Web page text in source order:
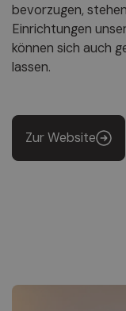
bevorzugen,
Einrichtungen
können sich auch
lassen.
Zur Website